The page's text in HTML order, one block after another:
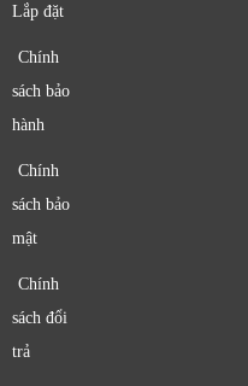
Lắp đặt
Chính
sách bảo
hành
Chính
sách bảo
mật
Chính
sách đổi
trả